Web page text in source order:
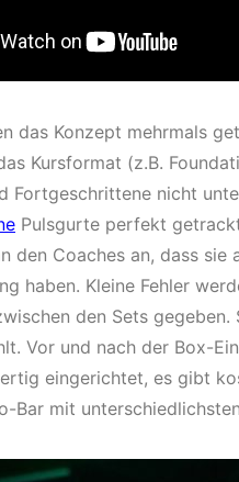
das Konzept mehrmals
Kursformat (z.B.
Fortgeschrittene nicht
Pulsgurte perfekt
den Coaches an, dass
haben. Kleine Fehler
den Sets
Vor und nach der Box-
eingerichtet, es gibt
Bar mit